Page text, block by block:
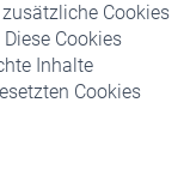
Cookies
Cookies
Inhalte
Cookies